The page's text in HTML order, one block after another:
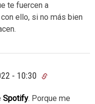
te fuercen a
ello, si no más bien
- 10:30
Spotify. Porque me